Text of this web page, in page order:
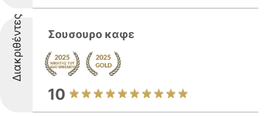
Διακριθέντες Σουσουρο καφε
10